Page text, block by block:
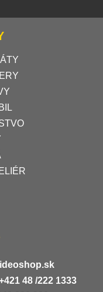
48 /222 1333